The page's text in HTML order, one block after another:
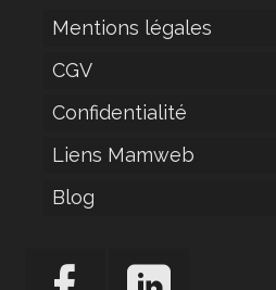
Mentions légales
CGV
Confidentialité
Liens Mamweb
Blog